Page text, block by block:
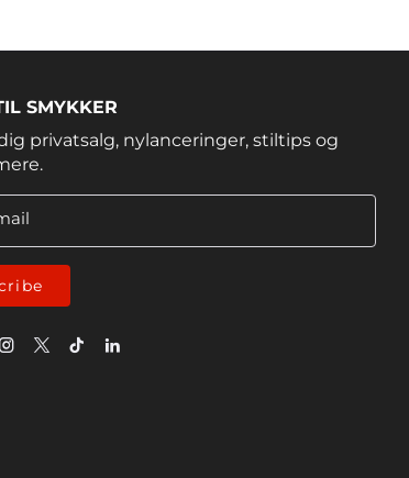
SMYKKER
privatsalg, nylanceringer, stiltips og